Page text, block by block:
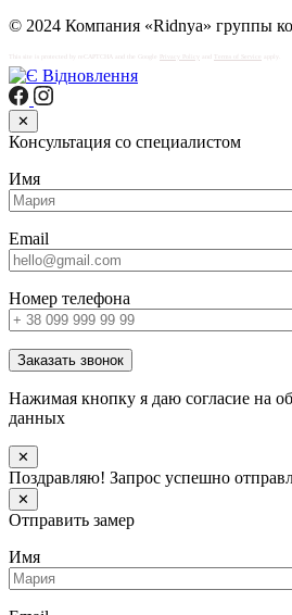
© 2024 Компания «Ridnya» группы
✕
Консультация со специалистом
Имя
Email
Номер телефона
Заказать звонок
Нажимая кнопку я даю согласие на
данных
✕
Поздравляю! Запрос успешно
✕
Отправить замер
Имя